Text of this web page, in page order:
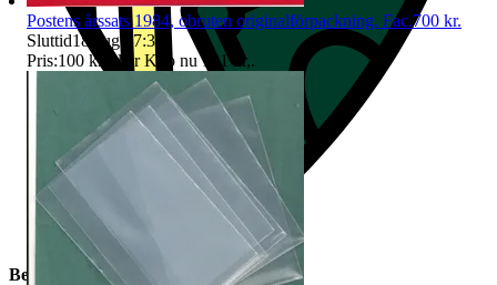
Beskrivning
Postens årssats 1984, obruten originalförpackning. Fac.700 kr.
Sluttid18 aug 17:32
Pris:100 kr Eller Köp nu 101 kr,.